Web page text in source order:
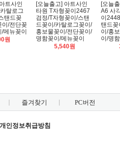
트사인
탈로그
탠드꽂
이/전단꽂
메뉴꽂이
원
[오늘출고] 아트사인
타원 T자형꽂이2467
검정/T자형꽂이/스탠
드꽂이/카탈로그꽂이/
홍보물꽂이/전단꽂이/
명함꽂이/메뉴꽂이
5,540원
[오늘
A6 사
이
탠드
이/홍
이/명
즐겨찾기 PC버전
개인정보취급방침